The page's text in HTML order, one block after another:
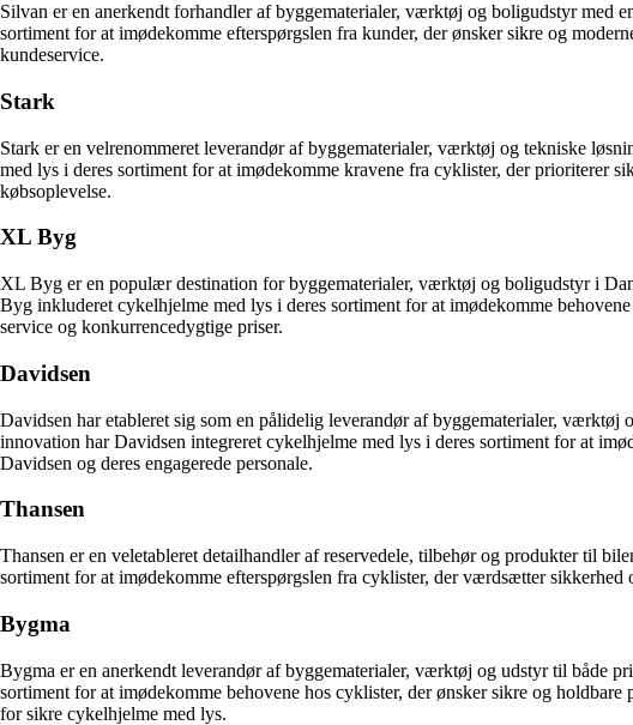
Silvan er en anerkendt forhandler af byggematerialer, værktøj og boligudstyr
sortiment for at imødekomme efterspørgslen fra kunder, der ønsker sikre og
kundeservice.
Stark
Stark er en velrenommeret leverandør af byggematerialer, værktøj og tekniske
med lys i deres sortiment for at imødekomme kravene fra cyklister, der prioriterer
købsoplevelse.
XL Byg
XL Byg er en populær destination for byggematerialer, værktøj og boligudstyr i
Byg inkluderet cykelhjelme med lys i deres sortiment for at imødekomme
service og konkurrencedygtige priser.
Davidsen
Davidsen har etableret sig som en pålidelig leverandør af byggematerialer,
innovation har Davidsen integreret cykelhjelme med lys i deres sortiment for at
Davidsen og deres engagerede personale.
Thansen
Thansen er en veletableret detailhandler af reservedele, tilbehør og produkter til
sortiment for at imødekomme efterspørgslen fra cyklister, der værdsætter
Bygma
Bygma er en anerkendt leverandør af byggematerialer, værktøj og udstyr til både
sortiment for at imødekomme behovene hos cyklister, der ønsker sikre og
for sikre cykelhjelme med lys.